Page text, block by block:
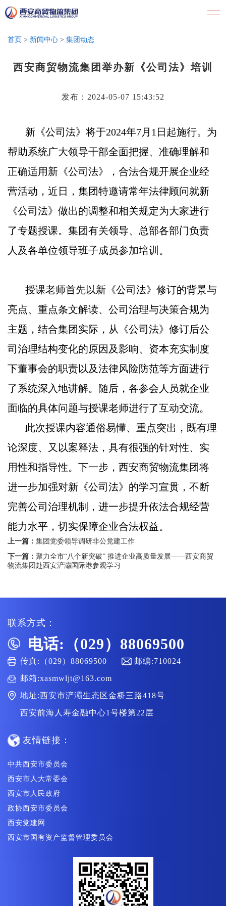
首页 > 新闻中心 > 集团动态
西安商贸物流集团举办新《公司法》培训
发布：2024-05-07 15:43:52
新《公司法》将于2024年7月1日起施行。为
帮助系统广大领导干部全面把握、准确理解和
正确适用新《公司法》，合法合规开展企业经
营活动，近日，集团特邀请常年法律顾问就新
《公司法》做出的调整和相关规定为大家进行
了专题授课。集团有关领导、总部各部门负责
人及各单位领导班子成员参加培训。
授课老师首先以新《公司法》修订的背景与
亮点、重点条文解读、公司治理与决策合规为
主题，结合集团实际，从《公司法》修订后公
司治理结构变化的原因及影响、资本充实制度
下董事会的职责以及法律风险防范等方面进行
了系统深入地讲解。随后，各参会人员就企业
面临的具体问题与授课老师进行了互动交流。
此次授课内容通俗易懂、重点突出，既有理
论深度、又以案释法，具有很强的针对性、实
用性和指导性。下一步，西安商贸物流集团将
进一步加强对新《公司法》的学习宣贯，不断
完善公司治理机制，进一步提升依法合规经营
能力水平，切实保障企业合法权益。
上一篇： 集团党委领导调研非公党建工作
下一篇： 聚力全市“八个新突破” 推进企业高质量发展——西安商贸
物流集团赴西安浐灞国际港参观学习
联系方式：
电话:（029）88069500
传真:（029）88069500
邮编:710024
邮箱:xasmwljt@163.com
地址:西安市浐灞生态区金桥三路418号
西安前海人寿金融中心1号楼第22层
友情链接：
中共西安市委员会
西安市人大常委会
西安市人民政府
政协西安市委员会
西安党建网
西安市国有资产监督管理委员会